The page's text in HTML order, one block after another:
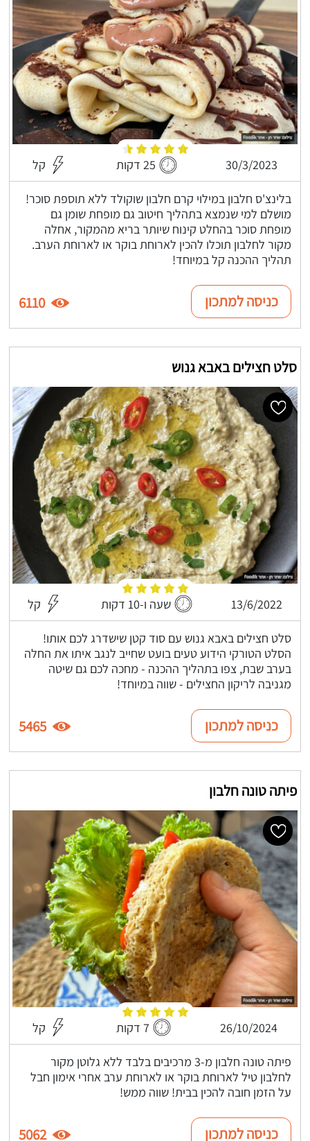
30/3/2023 25 דקות קל
בלינצ'ס חלבון במילוי קרם חלבון שוקולד ללא תוספת סוכר!
מושלם למי שנמצא בתהליך חיטוב גם מופחת שומן גם
מופחת סוכר בהחלט קינוח שיותר בריא מהמקור, אחלה
מקור לחלבון תוכלו להכין לארוחת בוקר או לארוחת הערב.
תהליך ההכנה קל במיוחד!
כניסה למתכון 6110
סלט חצילים באבא גנוש
13/6/2022 שעה ו-10 דקות קל
סלט חצילים באבא גנוש עם סוד קטן שישדרג לכם אותו!
הסלט הטורקי הידוע טעים בועט שחייב לנגב איתו את החלה
בערב שבת, צפו בתהליך ההכנה - מחכה לכם גם שיטה
מגניבה לריקון החצילים - שווה במיוחד!
כניסה למתכון 5465
פיתה טונה חלבון
26/10/2024 7 דקות קל
פיתה טונה חלבון מ-3 מרכיבים בלבד ללא גלוטן מקור
לחלבון טיל לארוחת בוקר או לארוחת ערב אחרי אימון חבל
על הזמן חובה להכין בבית! שווה ממש!
כניסה למתכון 5062